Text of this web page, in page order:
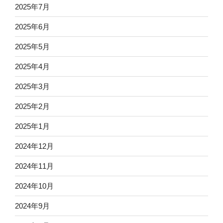
2025年7月
2025年6月
2025年5月
2025年4月
2025年3月
2025年2月
2025年1月
2024年12月
2024年11月
2024年10月
2024年9月